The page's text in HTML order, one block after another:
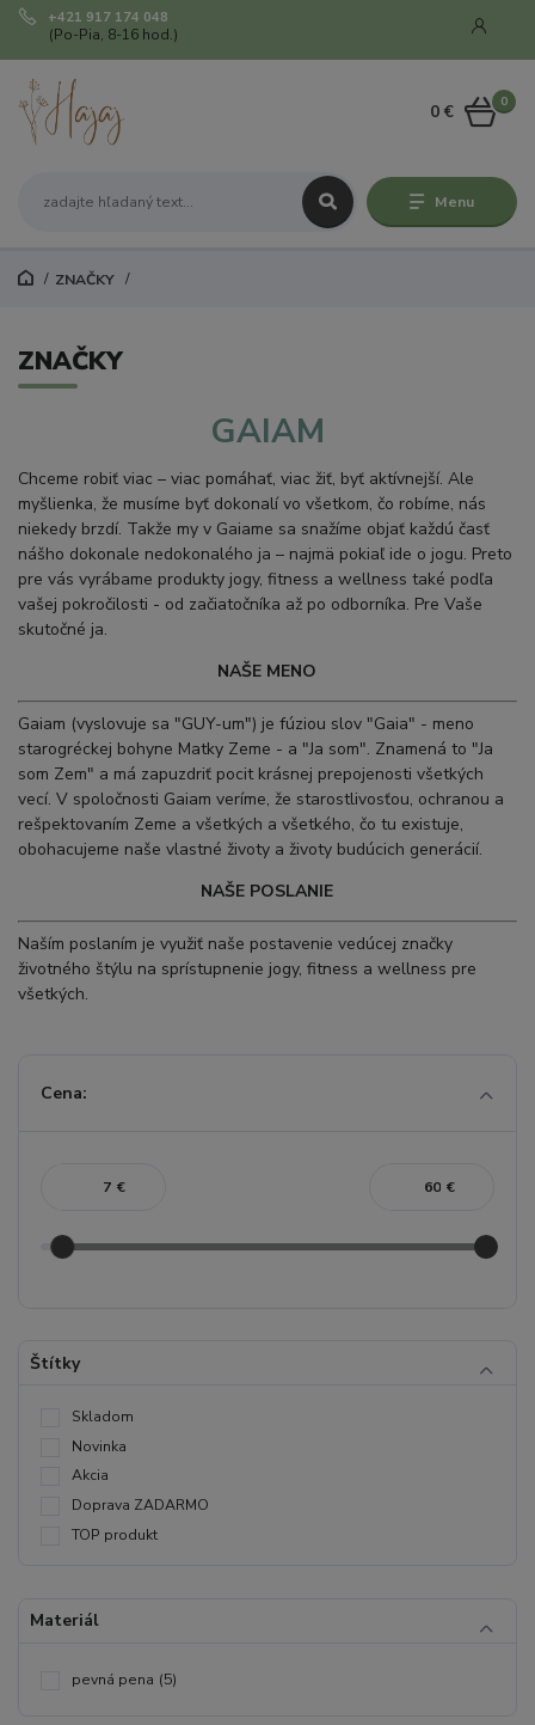
Menu
+421 917 174 048
(Po-Pia, 8-16 hod.)
0
0 €
ZNAČKY
ZNAČKY
GAIAM
Chceme robiť viac – viac pomáhať, viac žiť, byť aktívnejší. Ale
myšlienka, že musíme byť dokonalí vo všetkom, čo robíme, nás
niekedy brzdí. Takže my v Gaiame sa snažíme objať každú časť
nášho dokonale nedokonalého ja – najmä pokiaľ ide o jogu. Preto
pre vás vyrábame produkty jogy, fitness a wellness také podľa
vašej pokročilosti - od začiatočníka až po odborníka. Pre Vaše
skutočné ja.
NAŠE MENO
Gaiam (vyslovuje sa "GUY-um") je fúziou slov "Gaia" - meno
starogréckej bohyne Matky Zeme - a "Ja som". Znamená to "Ja
som Zem" a má zapuzdriť pocit krásnej prepojenosti všetkých
vecí. V spoločnosti Gaiam veríme, že starostlivosťou, ochranou a
rešpektovaním Zeme a všetkých a všetkého, čo tu existuje,
obohacujeme naše vlastné životy a životy budúcich generácií.
NAŠE POSLANIE
Naším poslaním je využiť naše postavenie vedúcej značky
životného štýlu na sprístupnenie jogy, fitness a wellness pre
všetkých.
Cena:
€ €
Štítky
Skladom
Novinka
Akcia
Doprava ZADARMO
TOP produkt
Materiál
pevná pena (5)